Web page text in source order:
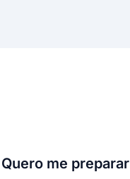
Quero me preparar